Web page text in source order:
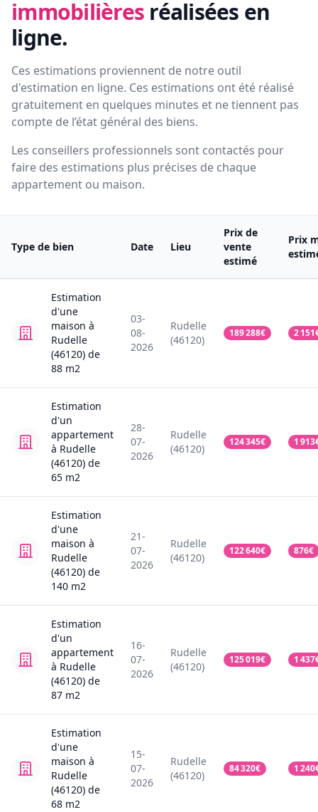
immobilières réalisées en
ligne.
Ces estimations proviennent de notre outil
d'estimation en ligne. Ces estimations ont été réalisé
gratuitement en quelques minutes et ne tiennent pas
compte de l’état général des biens.
Les conseillers professionnels sont contactés pour
faire des estimations plus précises de chaque
appartement ou maison.
Type de bien Date Lieu
Prix de
vente
estimé
Prix
Estimation
d'une
maison à
Rudelle
(46120) de
88 m2
03-
08-
2026
Rudelle
(46120)
189 288€ 2 151
Estimation
d'un
appartement
à Rudelle
(46120) de
65 m2
28-
07-
2026
Rudelle
(46120)
124 345€ 1 913
Estimation
d'une
maison à
Rudelle
(46120) de
140 m2
21-
07-
2026
Rudelle
(46120)
122 640€ 876€
Estimation
d'un
appartement
à Rudelle
(46120) de
87 m2
16-
07-
2026
Rudelle
(46120)
125 019€ 1 437
Estimation
d'une
maison à
Rudelle
(46120) de
68 m2
15-
07-
2026
Rudelle
(46120)
84 320€ 1 240